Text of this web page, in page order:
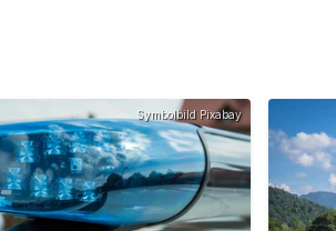
Symbolbild Pixabay